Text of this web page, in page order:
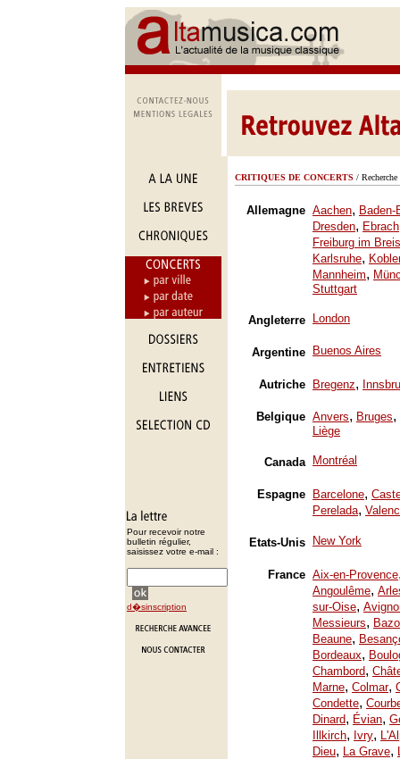
Pour recevoir notre
bulletin régulier,
saisissez votre e-mail :
d�sinscription
CRITIQUES DE CONCERTS /
Allemagne Aachen, Baden-
Dresden, Ebrach
Freiburg im
Karlsruhe,
Mannheim,
Stuttgart
Angleterre London
Argentine Buenos Aires
Autriche Bregenz,
Belgique Anvers, Bruges,
Liège
Canada Montréal
Espagne Barcelone,
Perelada,
Etats-Unis New York
France Aix-en-Provence
Angoulême,
sur-Oise,
Messieurs,
Beaune,
Bordeaux,
Chambord,
Marne, Colmar,
Condette,
Dinard, Évian,
Illkirch, Ivry,
Dieu, La Grave,